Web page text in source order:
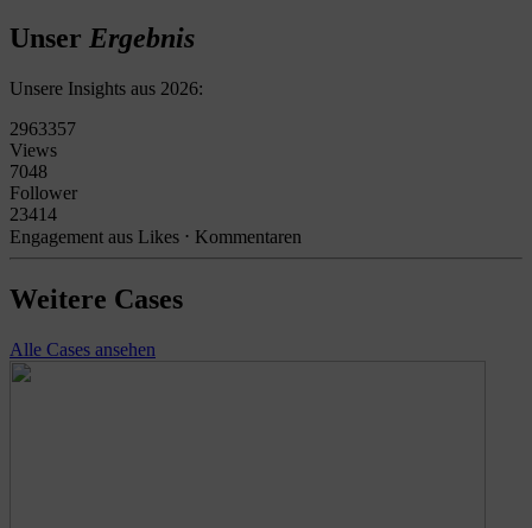
Unser Ergebnis
Unsere Insights aus 2026:
2963357
Views
7048
Follower
23414
Engagement aus Likes ⋅ Kommentaren
Weitere Cases
Alle Cases ansehen